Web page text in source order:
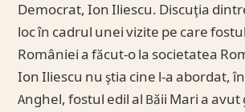
Democrat, Ion Iliescu. Discuţia
loc în cadrul unei vizite pe care
României a făcut-o la societatea
Ion Iliescu nu ştia cine l-a abordat,
Anghel, fostul edil al Băii Mari a avut